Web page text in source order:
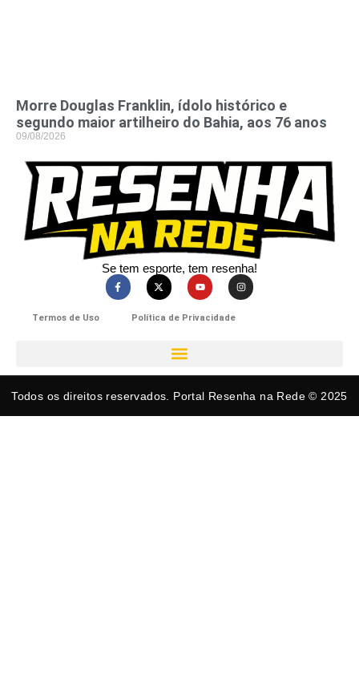
Morre Douglas Franklin, ídolo histórico e
segundo maior artilheiro do Bahia, aos 76 anos
09/08/2026
Se tem esporte, tem resenha!​
Termos de Uso Política de Privacidade
Todos os direitos reservados. Portal Resenha na Rede © 2025